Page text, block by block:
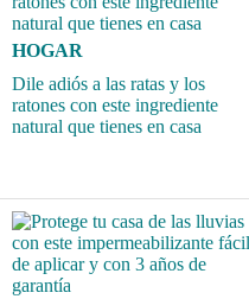
HOGAR
Dile adiós a las ratas y los
ratones con este ingrediente
natural que tienes en casa